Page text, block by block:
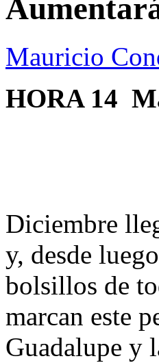
Mauricio
HORA 14
Diciembre
y, desde
bolsillos de
marcan este
Guadalupe y